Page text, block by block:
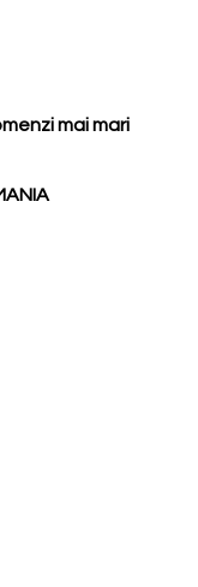
mai mari